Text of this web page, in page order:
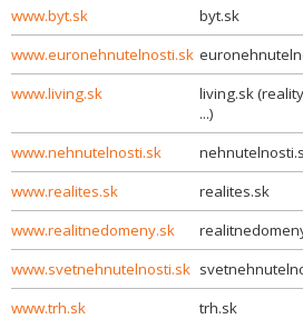
www.byt.sk
byt.sk
www.euronehnutelnosti.sk
www.living.sk
living.sk
...)
www.nehnutelnosti.sk
www.realites.sk
realites.sk
www.realitnedomeny.sk
www.svetnehnutelnosti.sk
www.trh.sk
trh.sk